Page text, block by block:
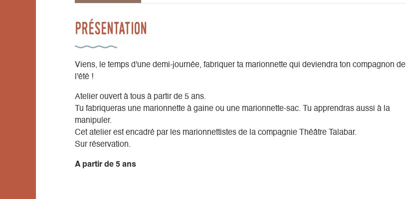
Présentation
Viens, le temps d'une demi-journée, fabriquer ta marionnette qui deviendra ton compagnon de
l'été !
Atelier ouvert à tous à partir de 5 ans.
Tu fabriqueras une marionnette à gaine ou une marionnette-sac. Tu apprendras aussi à la
manipuler.
Cet atelier est encadré par les marionnettistes de la compagnie Théâtre Talabar.
Sur réservation.
A partir de 5 ans